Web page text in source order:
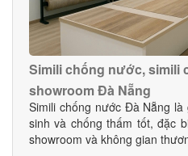
Web: danacomex.com
Simili chống nước, simili
showroom Đà Nẵng
Simili chống nước Đà Nẵng
sinh và chống thấm tốt, đặc
showroom và không gian